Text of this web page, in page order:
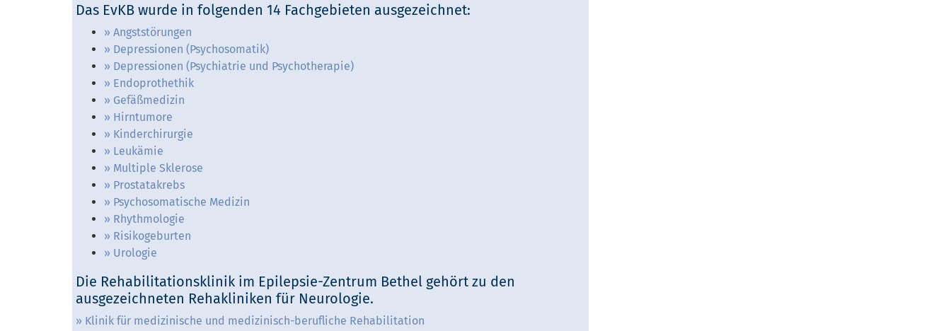
Das EvKB wurde in folgenden 14 Fachgebieten ausgezeichnet:
Angststörungen
Depressionen (Psychosomatik)
Depressionen (Psychiatrie und Psychotherapie)
Endoprothethik
Gefäßmedizin
Hirntumore
Kinderchirurgie
Leukämie
Multiple Sklerose
Prostatakrebs
Psychosomatische Medizin
Rhythmologie
Risikogeburten
Urologie
Die Rehabilitationsklinik im Epilepsie-Zentrum Bethel gehört zu den
ausgezeichneten Rehakliniken für Neurologie.
Klinik für medizinische und medizinisch-berufliche Rehabilitation